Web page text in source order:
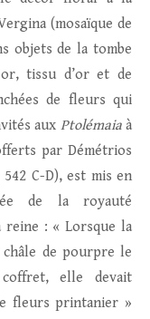
(mosaïque de
objets de la tombe
tissu d’or et de
de fleurs qui
aux Ptolémaiaà
par Démétrios
C-D), est mis en
de la royauté
reine : « Lorsque la
de pourpre le
elle devait
fleurs printanier »